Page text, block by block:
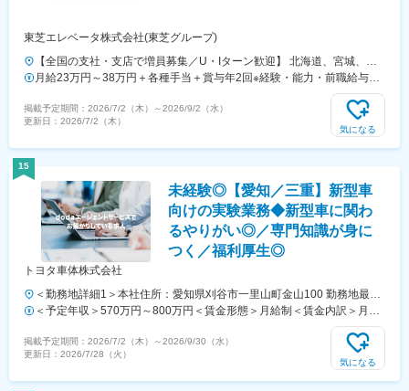
東芝エレベータ株式会社(東芝グループ)
【全国の支社・支店で増員募集／U・Iターン歓迎】 北海道、宮城、埼
玉、千葉、東京、神奈川、愛知、大阪、広島、福岡のいずれかの拠点に
配属します。（お住まいや本人の希望を考慮して決定）★全国に事業所
があるため、家庭の事情などで転居が必要となった場合にも、転居先の
事業所での勤務が可能です！※受動喫煙対策あり
月給23万円～38万円＋各種手当＋賞与年2回※経験・能力・前職給与な
どを十分考慮の上決定します。＼ポイント！／チームで目標を設定し、
その結果を給与に反映する体制をとっています。個人の行動評価と全体
の定量的な結果を掛け合わせることで、しっかりとあなたの頑張りを給
掲載予定期間： 2026/7/2（木） ～2026/9/2（水）
更新日： 2026/7/2（木）
気になる
15
未経験◎【愛知／三重】新型車
向けの実験業務◆新型車に関わ
るやりがい◎／専門知識が身に
つく／福利厚生◎
トヨタ車体株式会社
＜勤務地詳細1＞本社住所：愛知県刈谷市一里山町金山100 勤務地最寄
駅：名鉄名古屋本線／知立駅受動喫煙対策：屋内全面禁煙＜勤務地詳細
2＞いなべ工場住所：三重県いなべ市員弁町市之原10番地 勤務地最寄
駅：近鉄線／桑名駅受動喫煙対策：屋内全面禁煙変更の範囲：会社の定
める事業所（リモートワーク含む）
＜予定年収＞570万円～800万円＜賃金形態＞月給制＜賃金内訳＞月額
（基本給）：270,000円～380,000円＜月給＞270,000円～380,000円＜
昇給有無＞有＜残業手当＞有＜給与補足＞■賞与実績:年2回（7月、12
月）■手当：時間外勤務手当、通勤手当、家族手当、役職手当等賃金は
掲載予定期間： 2026/7/2（木） ～2026/9/30（水）
更新日： 2026/7/28（火）
気になる